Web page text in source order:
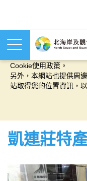
本網站使用cookies等相
Cookie使用政策。
另外，本網站也提供周
站取得您的位置資訊，
凱連莊特